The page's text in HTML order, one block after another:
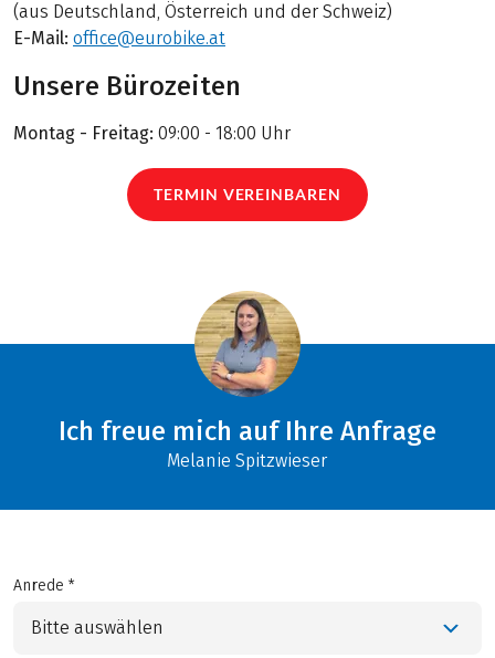
(aus Deutschland, Österreich und der Schweiz)
E-Mail: office@eurobike.at
Unsere Bürozeiten
Montag - Freitag: 09:00 - 18:00 Uhr
TERMIN VEREINBAREN
Ich freue mich auf Ihre Anfrage
Melanie Spitzwieser
Anrede *
Bitte auswählen